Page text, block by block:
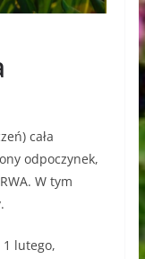
cała
odpoczynek,
W tym
1 lutego,